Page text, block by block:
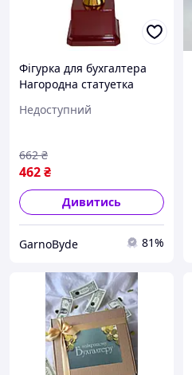
Фігурка для бухгалтера
Нагородна статуетка
Приколов Подарунок
Недоступний
462₴
662 ₴
Дивитись
GarnoByde 81%